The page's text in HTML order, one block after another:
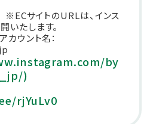
サイトのURLは、インス
いたします。
カウント名：
by
)
rjYuLv0